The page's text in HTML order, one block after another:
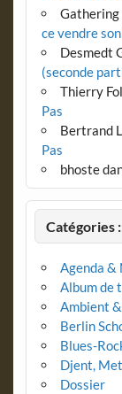
Gathering
ce vendre
Desmedt
(seconde
Thierry
Pas
Bertrand
Pas
bhoste
Catégories :
Agenda &
Album de
Ambient
Berlin
Blues-
Djent,
Dossier